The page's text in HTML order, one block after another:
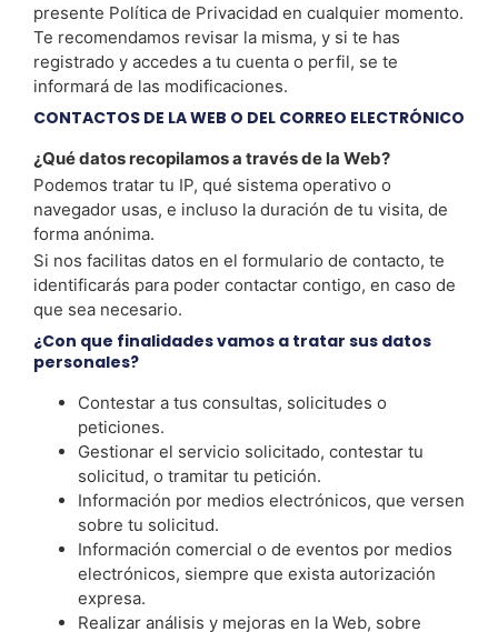
presente Política de Privacidad en cualquier momento.
Te recomendamos revisar la misma, y si te has
registrado y accedes a tu cuenta o perfil, se te
informará de las modificaciones.
CONTACTOS DE LA WEB O DEL CORREO ELECTRÓNICO
¿Qué datos recopilamos a través de la Web?
Podemos tratar tu IP, qué sistema operativo o
navegador usas, e incluso la duración de tu visita, de
forma anónima.
Si nos facilitas datos en el formulario de contacto, te
identificarás para poder contactar contigo, en caso de
que sea necesario.
¿Con que finalidades vamos a tratar sus datos
personales?
Contestar a tus consultas, solicitudes o
peticiones.
Gestionar el servicio solicitado, contestar tu
solicitud, o tramitar tu petición.
Información por medios electrónicos, que versen
sobre tu solicitud.
Información comercial o de eventos por medios
electrónicos, siempre que exista autorización
expresa.
Realizar análisis y mejoras en la Web, sobre